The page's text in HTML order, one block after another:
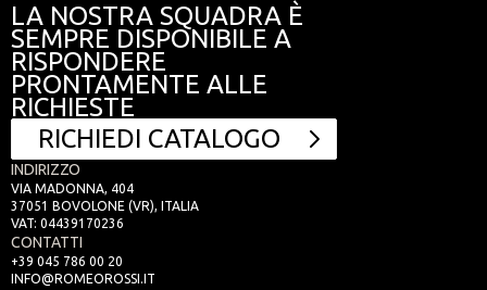
LA NOSTRA SQUADRA È
SEMPRE DISPONIBILE A
RISPONDERE
PRONTAMENTE ALLE
RICHIESTE
RICHIEDI CATALOGO
INDIRIZZO
VIA MADONNA, 404
37051 BOVOLONE (VR), ITALIA
VAT: 04439170236
CONTATTI
+39 045 786 00 20
INFO@ROMEOROSSI.IT